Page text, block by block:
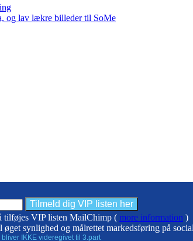
og lav lækre billeder til SoMe
tilføjes VIP listen MailChimp ( more information )
synlighed og målrettet markedsføring på
IKKE videregivet til 3.part